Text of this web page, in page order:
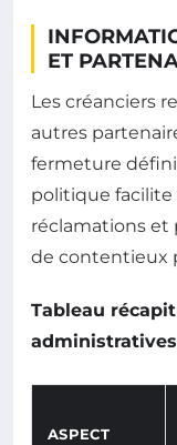
ET
Les créanciers
autres
fermeture
politique facilite
réclamations et
de contentieux
Tableau
ASPECT